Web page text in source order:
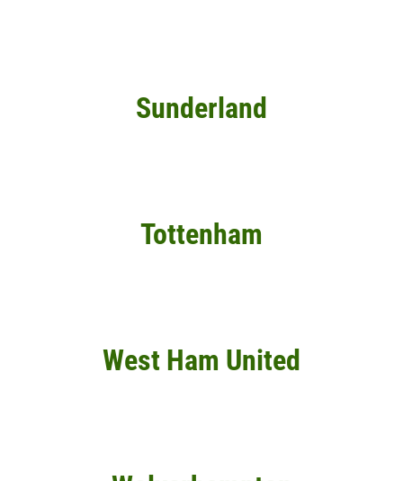
Sunderland
Tottenham
West Ham United